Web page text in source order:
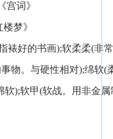
词》
梦》
裱好的书画);软柔柔(非
物。与硬性相对);绵软(
软);软甲(软战。用非金属